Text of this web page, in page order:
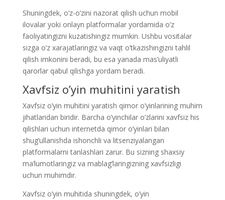
Shuningdek, o’z-o’zini nazorat qilish uchun mobil
ilovalar yoki onlayn platformalar yordamida o’z
faoliyatingizni kuzatishingiz mumkin. Ushbu vositalar
sizga o’z xarajatlaringiz va vaqt o’tkazishingizni tahlil
qilish imkonini beradi, bu esa yanada mas’uliyatli
qarorlar qabul qilishga yordam beradi.
Xavfsiz o’yin muhitini yaratish
Xavfsiz o’yin muhitini yaratish qimor o’yinlarining muhim
jihatlaridan biridir. Barcha o’yinchilar o’zlarini xavfsiz his
qilishlari uchun internetda qimor o’yinlari bilan
shug’ullanishda ishonchli va litsenziyalangan
platformalarni tanlashlari zarur. Bu sizning shaxsiy
ma’lumotlaringiz va mablag’laringizning xavfsizligi
uchun muhimdir.
Xavfsiz o’yin muhitida shuningdek, o’yin